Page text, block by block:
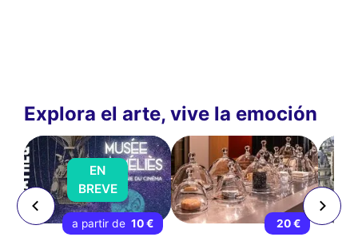
Explora el arte, vive la emoción
EN
BREVE
a partir de 10 € 20 €